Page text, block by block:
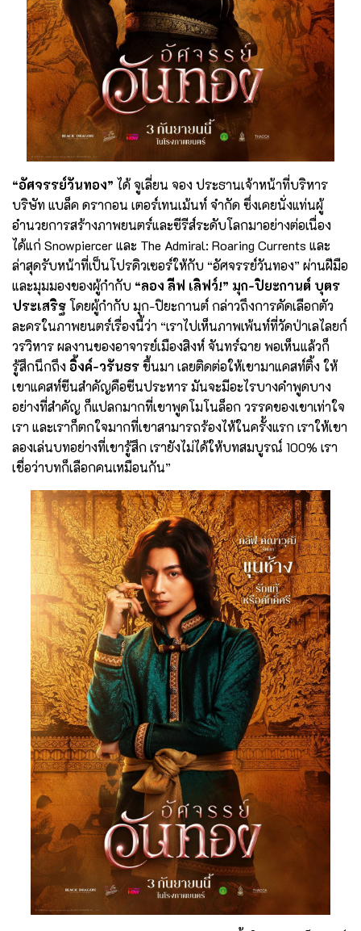
“อัศจรรย์วันทอง” ได้ จูเลี่ยน จอง ประธานเจ้าหน้าที่บริหาร
บริษัท แบล็ค ดรากอน เตอร์เทนเม้นท์ จำกัด ซึ่งเคยนั่งแท่นผู้
อำนวยการสร้างภาพยนตร์และซีรีส์ระดับโลกมาอย่างต่อเนื่อง
ได้แก่ Snowpiercer และ The Admiral: Roaring Currents และ
ล่าสุดรับหน้าที่เป็นโปรดิวเซอร์ให้กับ “อัศจรรย์วันทอง” ผ่านฝีมือ
และมุมมองของผู้กำกับ “ลอง ลีฟ เลิฟว์!” มุก-ปิยะกานต์ บุตร
ประเสริฐโดยผู้กำกับ มุก-ปิยะกานต์ กล่าวถึงการคัดเลือกตัว
ละครในภาพยนตร์เรื่องนี้ว่า “เราไปเห็นภาพเพ้นท์ที่วัดป่าเลไลยก์
วรวิหาร ผลงานของอาจารย์เมืองสิงห์ จันทร์ฉาย พอเห็นแล้วก็
รู้สึกนึกถึง อิ้งค์-วรันธรขึ้นมา เลยติดต่อให้เขามาแคสท์ติ้ง ให้
เขาแคสท์ซีนสำคัญคือซีนประหาร มันจะมีอะไรบางคำพูดบาง
อย่างที่สำคัญ ก็แปลกมากที่เขาพูดโมโนล็อก วรรคของเขาเท่าใจ
เรา และเราก็ตกใจมากที่เขาสามารถร้องไห้ในครั้งแรก เราให้เขา
ลองเล่นบทอย่างที่เขารู้สึก เรายังไม่ได้ให้บทสมบูรณ์ 100% เรา
เชื่อว่าบทก็เลือกคนเหมือนกัน”